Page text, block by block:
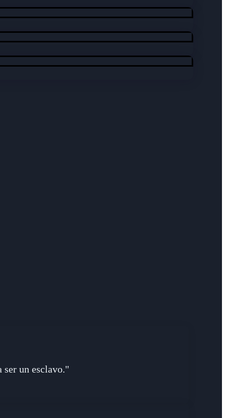
ser un esclavo."